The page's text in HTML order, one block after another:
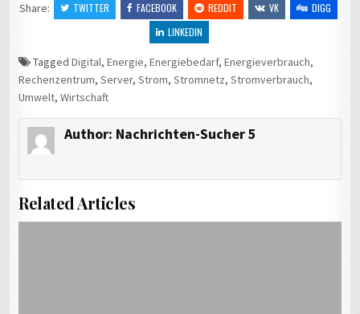
Share:
TWITTER FACEBOOK REDDIT VK
DIGG
LINKEDIN
TaggedDigital,Energie,Energiebedarf,Energieverbrauch,
Rechenzentrum,Server,Strom,Stromnetz,Stromverbrauch,
Umwelt,Wirtschaft
Author: Nachrichten-Sucher 5
Related Articles